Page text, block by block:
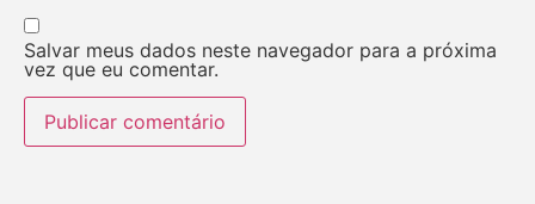
Salvar meus dados neste navegador para a próxima
vez que eu comentar.